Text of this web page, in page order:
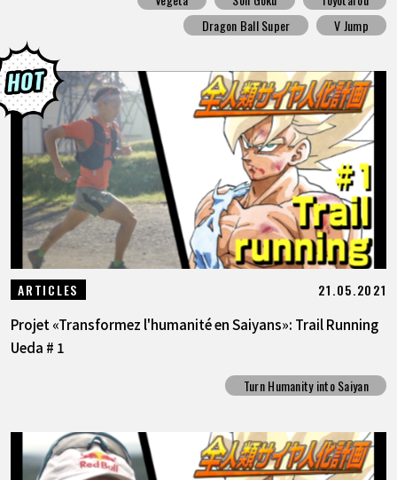
Dragon Ball Super
V Jump
ARTICLES 21.05.2021
Projet «Transformez l'humanité en Saiyans»: Trail Running
Ueda # 1
Turn Humanity into Saiyan